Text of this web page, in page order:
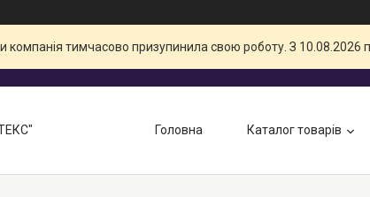
компанія тимчасово призупинила свою роботу. З
Головна Каталог товарів